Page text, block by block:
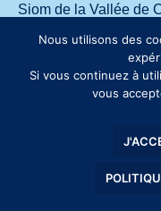
Siom de la Vallée de
Avenue des deux
01 64 53 30 00
Nous utilisons des
Si vous continuez à
vous